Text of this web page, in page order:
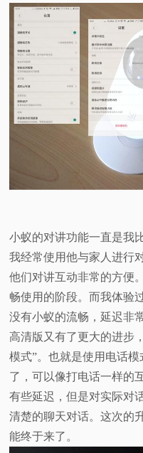
小蚁的对讲功能一直是我
我经常使用他与家人进行
他们对讲互动非常的方便
畅使用的阶段。而我体验
没有小蚁的流畅，延迟非
高清版又有了更大的进
模式”。也就是使用电话
了，可以像打电话一样的
有些延迟，但是对实际对
清楚的聊天对话。这次的
能终于来了。